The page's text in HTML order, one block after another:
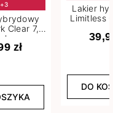
Clear 7,2
ml
zł
Lakier
Limitless
DO